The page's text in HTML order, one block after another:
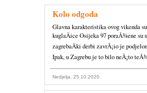
Kolo odgoda
Glavna karakteristika ovog vikenda
kuglaÄice Osijeka 97 poraÅ¾ene
zagrebaÄki derbi zavrÅ¡io je
Ipak, u Zagrebu je to bilo neÅ¡to
Nedjelja, 25.10.2020.